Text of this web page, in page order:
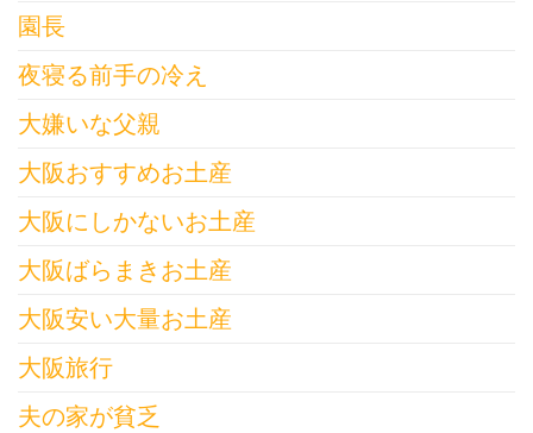
園長
夜寝る前手の冷え
大嫌いな父親
大阪おすすめお土産
大阪にしかないお土産
大阪ばらまきお土産
大阪安い大量お土産
大阪旅行
夫の家が貧乏